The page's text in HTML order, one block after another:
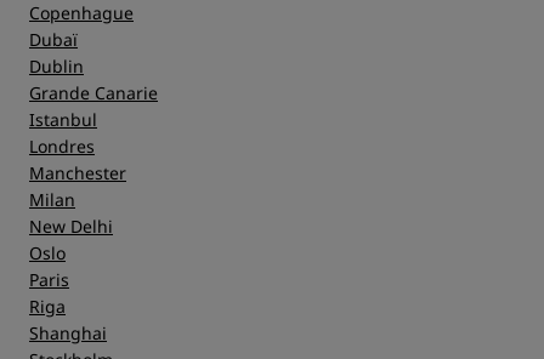
Copenhague
Dubaï
Dublin
Grande Canarie
Istanbul
Londres
Manchester
Milan
New Delhi
Oslo
Paris
Riga
Shanghai